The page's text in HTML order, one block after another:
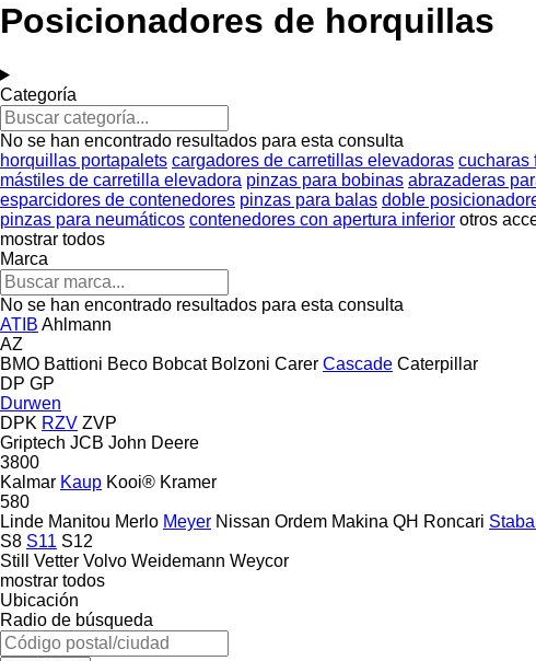
Posicionadores de horquillas
Categoría
No se han encontrado resultados para esta consulta
horquillas portapalets cargadores de carretillas elevadoras cucharas
mástiles de carretilla elevadora pinzas para bobinas abrazaderas
esparcidores de contenedores pinzas para balas doble
pinzas para neumáticos contenedores con apertura inferior otros
mostrar todos
Marca
No se han encontrado resultados para esta consulta
ATIB Ahlmann
AZ
BMO Battioni Beco Bobcat Bolzoni Carer Cascade Caterpillar
DP GP
Durwen
DPK RZV ZVP
Griptech JCB John Deere
3800
Kalmar Kaup Kooi® Kramer
580
Linde Manitou Merlo Meyer Nissan Ordem Makina QH Roncari
S8 S11 S12
Still
Vetter Volvo Weidemann Weycor
mostrar todos
Ubicación
Radio de búsqueda